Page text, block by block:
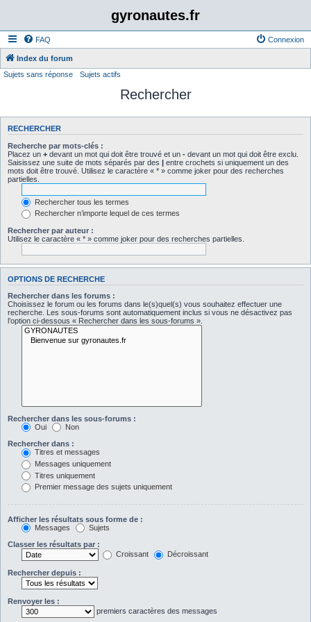
gyronautes.fr
FAQ Connexion
Index du forum
Sujets sans réponse
Sujets actifs
Rechercher
RECHERCHER
Recherche par mots-clés :
Placez un + devant un mot qui doit être trouvé et un - devant un mot qui doit être exclu.
Saisissez une suite de mots séparés par des | entre crochets si uniquement un des
mots doit être trouvé. Utilisez le caractère « * » comme joker pour des recherches
partielles.
Rechercher tous les termes
Rechercher n’importe lequel de ces termes
Rechercher par auteur :
Utilisez le caractère « * » comme joker pour des recherches partielles.
OPTIONS DE RECHERCHE
Rechercher dans les forums :
Choisissez le forum ou les forums dans le(s)quel(s) vous souhaitez effectuer une
recherche. Les sous-forums sont automatiquement inclus si vous ne désactivez pas
l’option ci-dessous « Rechercher dans les sous-forums ».
Rechercher dans les sous-forums :
Oui
Non
Rechercher dans :
Titres et messages
Messages uniquement
Titres uniquement
Premier message des sujets uniquement
Afficher les résultats sous forme de :
Messages
Sujets
Classer les résultats par :
Croissant
Décroissant
Rechercher depuis :
Renvoyer les :
premiers caractères des messages